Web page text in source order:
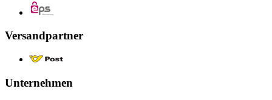
Versandpartner
Unternehmen